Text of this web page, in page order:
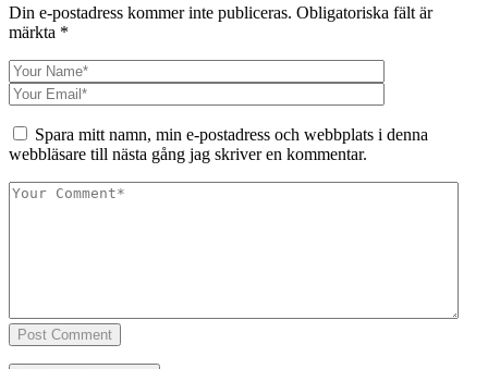
Din e-postadress kommer inte publiceras. Obligatoriska fält är
märkta *
Spara mitt namn, min e-postadress och webbplats i denna
webbläsare till nästa gång jag skriver en kommentar.
Post Comment